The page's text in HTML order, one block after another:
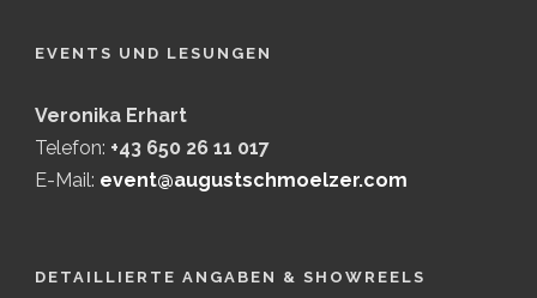
EVENTS UND LESUNGEN
Veronika Erhart
Telefon: +43 650 26 11 017
E-Mail: event@augustschmoelzer.com
DETAILLIERTE ANGABEN & SHOWREELS